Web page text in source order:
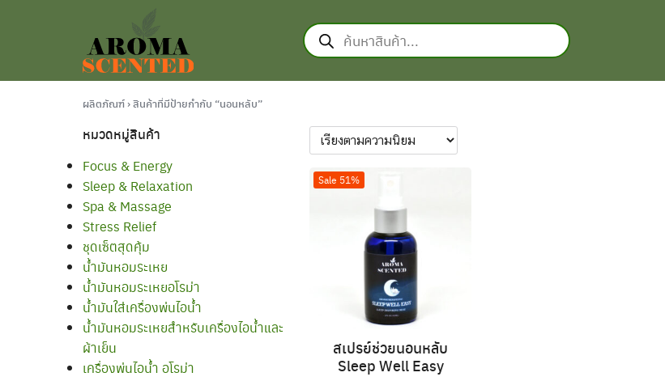
Products
search
ผลิตภัณฑ์›สินค้าที่มีป้ายกำกับ “นอนหลับ”
หมวดหมู่สินค้า
Focus & Energy
Sleep & Relaxation
Spa & Massage
Stress Relief
ชุดเซ็ตสุดคุ้ม
น้ำมันหอมระเหย
น้ำมันหอมระเหยอโรม่า
น้ำมันใส่เครื่องพ่นไอน้ำ
น้ำมันหอมระเหยสำหรับเครื่องไอน้ำและ
ผ้าเย็น
เครื่องพ่นไอน้ำ อโรม่า
Sale 51%
สเปรย์ช่วยนอนหลับ
Sleep Well Easy